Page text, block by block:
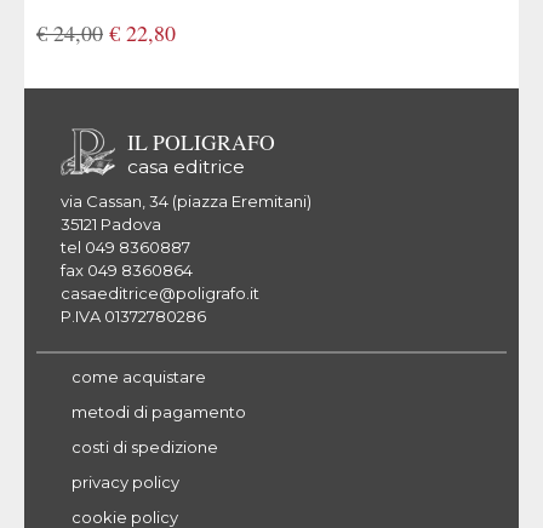
€ 24,00 € 22,80
IL POLIGRAFO
casa editrice
via Cassan, 34 (piazza Eremitani)
35121 Padova
tel 049 8360887
fax 049 8360864
casaeditrice@poligrafo.it
P.IVA 01372780286
come acquistare
metodi di pagamento
costi di spedizione
privacy policy
cookie policy